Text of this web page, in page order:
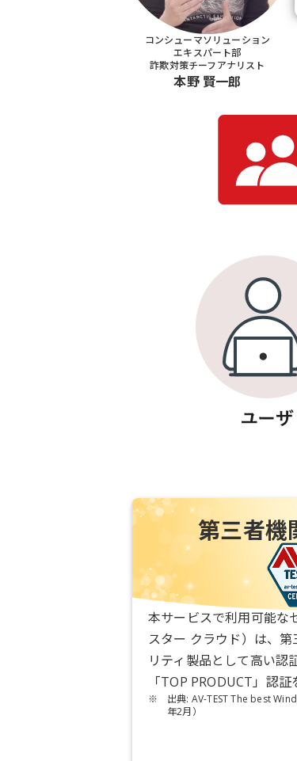
コンシューマソリューション
エキスパート部
詐欺対策チーフアナリスト
本野 賢一郎
第三者機
本サービスで利用可能な
スター クラウド）は、
リティ製品として高い認
「TOP PRODUCT」認証
※
出典: AV-TEST The best
年2月）